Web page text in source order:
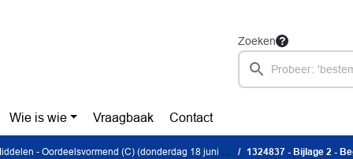
Zoeken
Wie is wie Vraagbaak Contact
- Oordeelsvormend (C) (donderdag 18 juni 2026) 1324837 - Bijlage 2 -